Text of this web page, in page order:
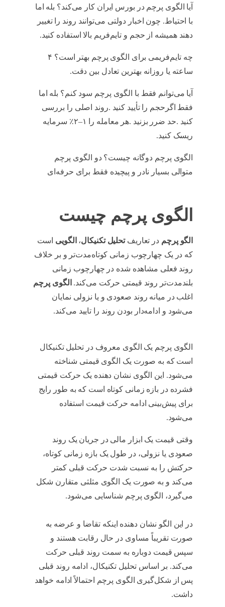
آیا الگوی پرچم در بورس ایران کار می‌کند؟ بله اما
با احتیاط. چون اخبار دولتی می‌توانند روند را تغییر
دهند همیشه از حجم و تایم‌فریم بالا استفاده کنید.
چه تایم‌فریمی برای الگوی پرچم بهتر است؟ ۴
ساعته یا روزانه بهترین تعادل بین دقت.
آیا می‌توانم فقط با الگوی پرچم سود کنم؟ بله اما
فقط اگرحجم را تأیید کنید .روند اصلی را بررسی
کنید .حد ضرر بزنید .هر معامله را ۱–۲٪ سرمایه
ریسک کنید.
الگوی پرچم دوگانه چیست؟ دو الگوی پرچم
متوالی بسیار نادر و پیچیده فقط برای حرفه‌ای
الگوی پرچم چیست
الگو پرچم در تعاریفتحلیل تکنیکال، الگویی است
که در یک چهارچوب زمانی کوتاه‌مدت‌تر و بر خلاف
روند فعلی مشاهده شده در چهارچوب زمانی
بلندمدت‌تر روند قیمتی حرکت می‌کند. الگوی‌ پرچم
اغلب‌ در میانه‌ روند‌ صعودی‌ و یا نزولی نمایان‌‌
می‌شود و ادامه‌دار‌ بودن‌ روند را تایید می‌کند.
الگوی پرچم یک الگوی معروف در تحلیل تکنیکال
است که به صورت یک الگوی قیمتی شناخته
می‌شود. این الگوی نشان دهنده یک حرکت قیمتی
فشرده در بازه زمانی کوتاه است که به طور رایج
برای پیش‌بینی ادامه حرکت قیمت استفاده
می‌شود.
وقتی قیمت یک ابزار مالی در جریان یک روند
صعودی یا نزولی، در طول یک بازه زمانی کوتاه،
حرکتش را به نسبت شدت حرکت قبلی کمتر
می‌کند و به صورت یک الگوی مثلثی متقارن شکل
می‌گیرد، الگوی پرچم شناسایی می‌شود.
در این الگو نشان دهنده اینکه تقاضا و عرضه به
صورت تقریباً مساوی در حال رقابت هستند و
سپس قیمت دوباره به سمت روند قبلی حرکت
می‌کند. بر اساس تحلیل تکنیکال، ادامه روند قبلی
پس از شکل‌گیری الگوی پرچم احتمالاً ادامه خواهد
داشت.